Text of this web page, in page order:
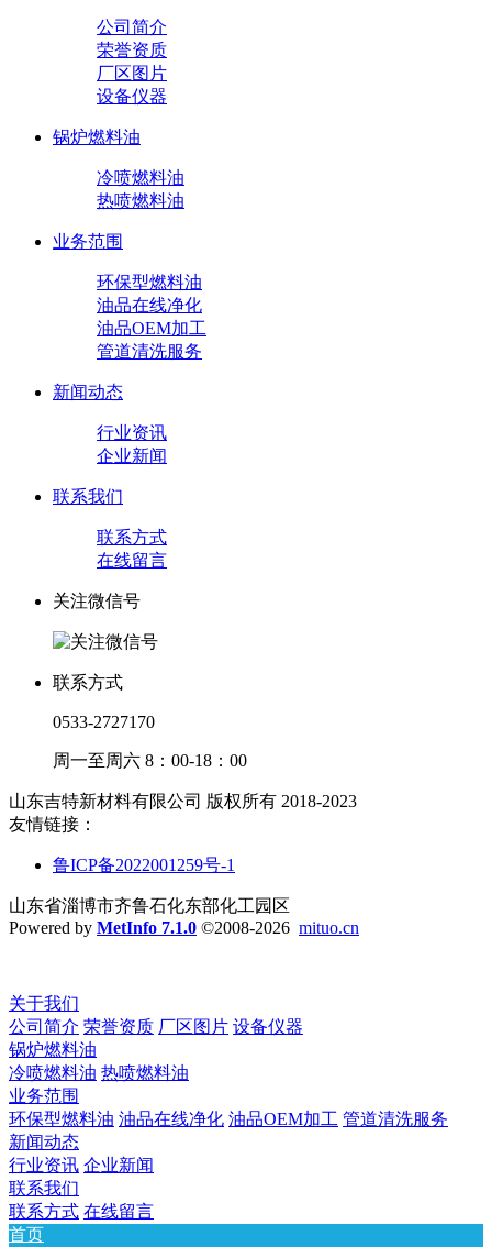
公司简介
荣誉资质
厂区图片
设备仪器
锅炉燃料油
冷喷燃料油
热喷燃料油
业务范围
环保型燃料油
油品在线净化
油品OEM加工
管道清洗服务
新闻动态
行业资讯
企业新闻
联系我们
联系方式
在线留言
关注微信号
联系方式
0533-2727170
周一至周六 8：00-18：00
山东吉特新材料有限公司 版权所有 2018-2023
友情链接：
鲁ICP备2022001259号-1
山东省淄博市齐鲁石化东部化工园区
Powered by MetInfo 7.1.0 ©2008-2026 mituo.cn
关于我们
公司简介 荣誉资质 厂区图片 设备仪器
锅炉燃料油
冷喷燃料油 热喷燃料油
业务范围
环保型燃料油 油品在线净化 油品OEM加工 管道清洗服务
新闻动态
行业资讯 企业新闻
联系我们
联系方式 在线留言
首页